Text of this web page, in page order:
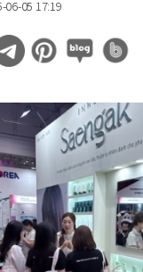
06-05 17:19